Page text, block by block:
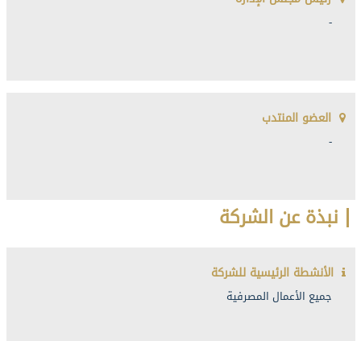
-
العضو المنتدب
-
نبذة عن الشركة
الأنشطة الرئيسية للشركة
جميع الأعمال المصرفية